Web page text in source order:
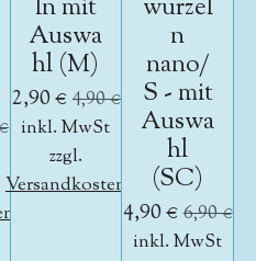
ln mit
Auswa
hl (M)
2,90 € 4,90 €
inkl. MwSt
zzgl.
Versandkosten
wurzel
n
nano/
S - mit
Auswa
hl
(SC)
4,90 €6,90 €
inkl. MwSt